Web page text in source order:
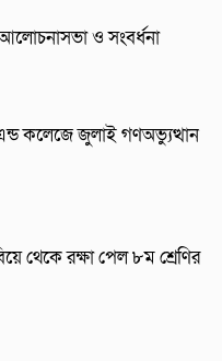
ও সংবর্ধনা
কলেজে জুলাই গণঅভ্যুত্থান
থেকে রক্ষা পেল ৮ম শ্রেণির